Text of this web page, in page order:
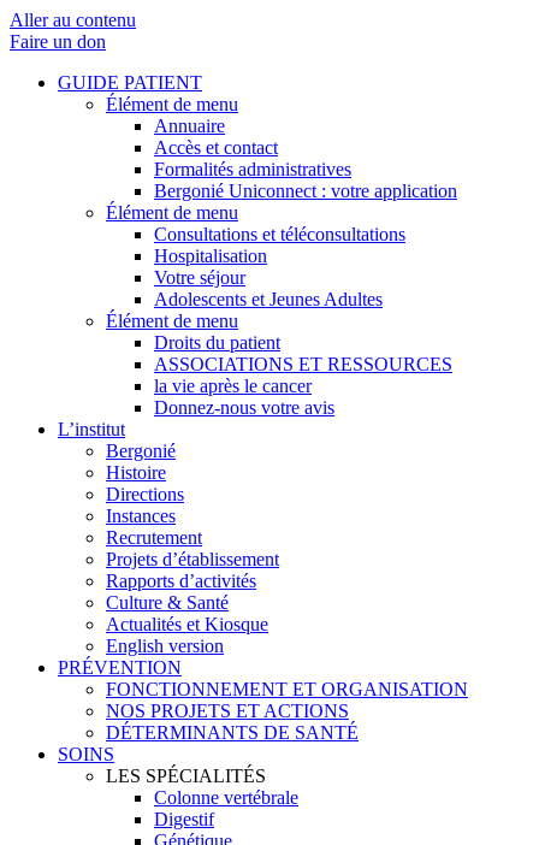
Aller au contenu
Faire un don
GUIDE PATIENT
Élément de menu
Annuaire
Accès et contact
Formalités administratives
Bergonié Uniconnect : votre application
Élément de menu
Consultations et téléconsultations
Hospitalisation
Votre séjour
Adolescents et Jeunes Adultes
Élément de menu
Droits du patient
ASSOCIATIONS ET RESSOURCES
la vie après le cancer
Donnez-nous votre avis
L’institut
Bergonié
Histoire
Directions
Instances
Recrutement
Projets d’établissement
Rapports d’activités
Culture & Santé
Actualités et Kiosque
English version
PRÉVENTION
FONCTIONNEMENT ET ORGANISATION
NOS PROJETS ET ACTIONS
DÉTERMINANTS DE SANTÉ
SOINS
LES SPÉCIALITÉS
Colonne vertébrale
Digestif
Génétique